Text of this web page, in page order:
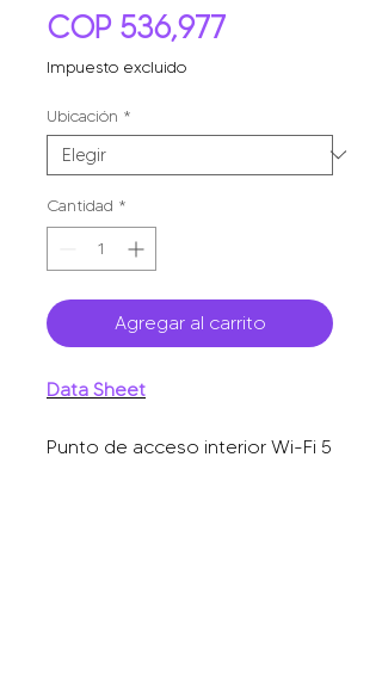
COP 536,977Precio
Impuesto excluido
Ubicación *
Cantidad *
Agregar al carrito
Data Sheet
Punto de acceso interior Wi-Fi 5